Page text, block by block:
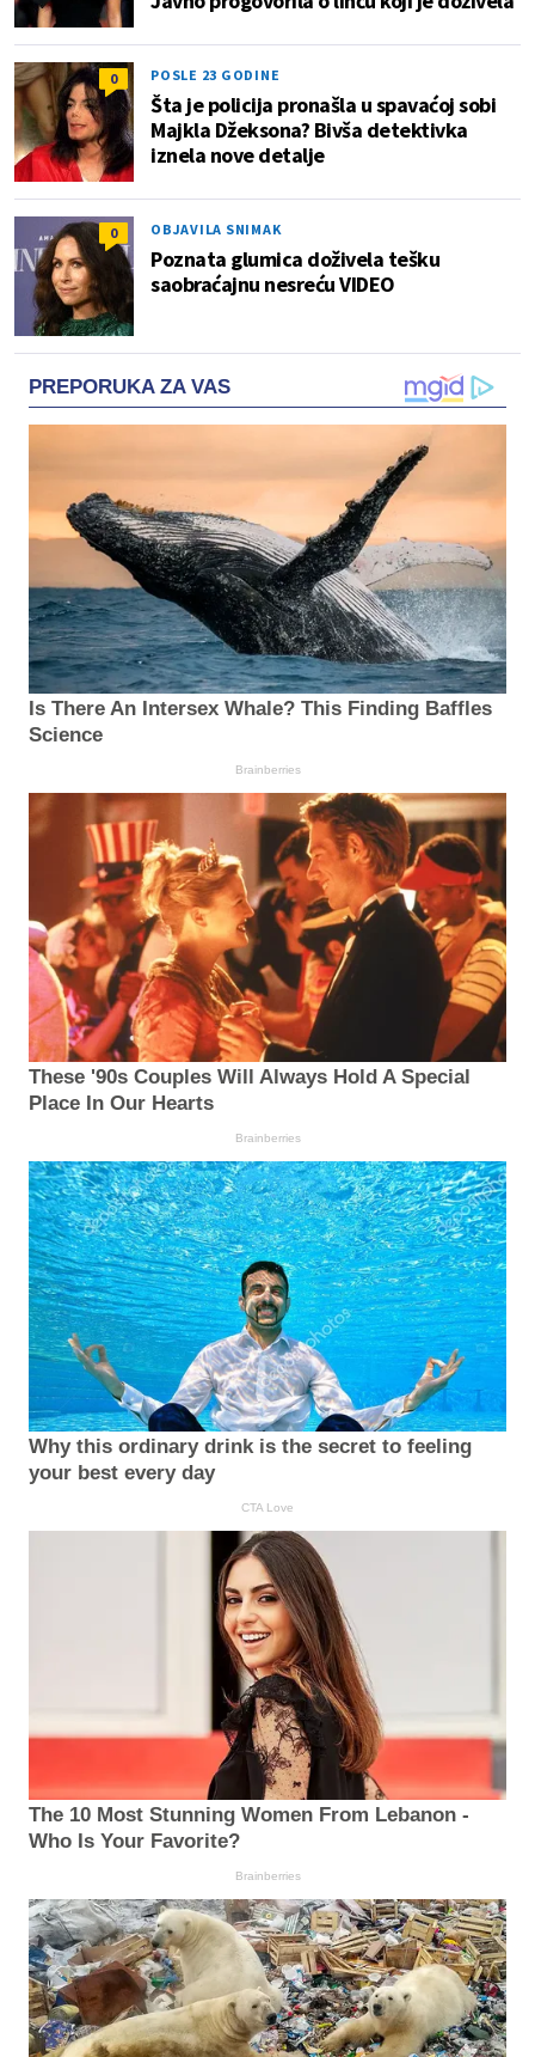
0 POSLE 23 GODINE
Šta je policija pronašla u spavaćoj sobi
Majkla Džeksona? Bivša detektivka
iznela nove detalje
0 OBJAVILA SNIMAK
Poznata glumica doživela tešku
saobraćajnu nesreću VIDEO
PREPORUKA ZA VAS
Is There An Intersex Whale? This Finding Baffles
Science
Brainberries
These '90s Couples Will Always Hold A Special
Place In Our Hearts
Brainberries
Why this ordinary drink is the secret to feeling
your best every day
CTA Love
The 10 Most Stunning Women From Lebanon -
Who Is Your Favorite?
Brainberries